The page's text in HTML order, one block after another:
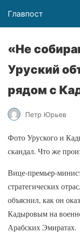
Главпост
«Не
Уруский
рядом с
Петр Юрьев
Фото Уруского и
скандал. Что же
Вице-премьер-
стратегических
объяснил, как он
Кадыровым на
Арабских Эмиратах.